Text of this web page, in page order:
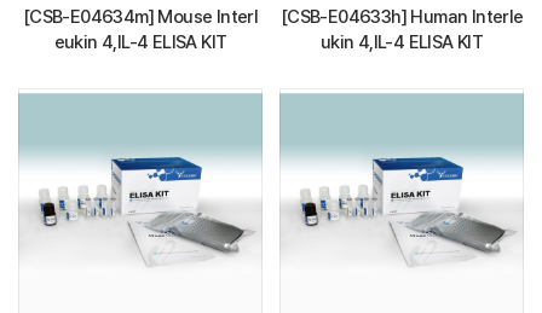
[CSB-E04634m] Mouse Interl
eukin 4,IL-4 ELISA KIT
[CSB-E04633h] Human Interle
ukin 4,IL-4 ELISA KIT